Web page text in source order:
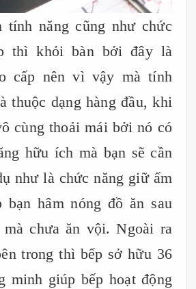
tính năng cũng như chức
thì khỏi bàn bởi đây là
cấp nên vì vậy mà tính
thuộc dạng hàng đầu, khi
cùng thoải mái bởi nó có
hữu ích mà bạn sẽ cần
như là chức năng giữ ấm
hâm nóng đồ ăn sau
chưa ăn vội. Ngoài ra
trong thì bếp sở hữu 36
minh giúp bếp hoạt động